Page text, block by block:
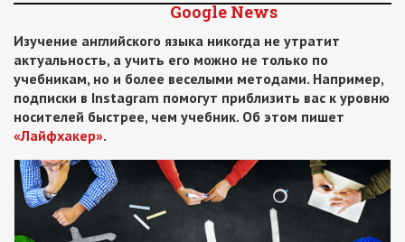
Google News
Изучение английского языка никогда не утратит
актуальность, а учить его можно не только по
учебникам, но и более веселыми методами. Например,
подписки в Instagram помогут приблизить вас к уровню
носителей быстрее, чем учебник. Об этом пишет
«Лайфхакер».